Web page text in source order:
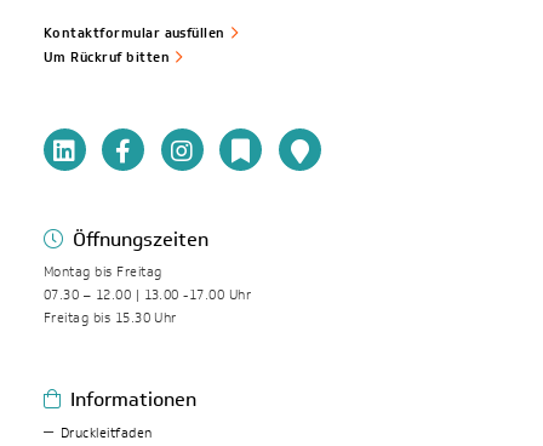
Kontaktformular ausfüllen
Um Rückruf bitten
Öffnungszeiten
Montag bis Freitag
07.30 – 12.00 | 13.00 -17.00 Uhr
Freitag bis 15.30 Uhr
Informationen
Druckleitfaden